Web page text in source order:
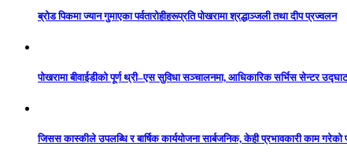
ब्रोड पिकमा ज्यान गुमाएका पर्वतारोहीहरूप्रति पोखरामा श्रद्धाञ्जली तथा दीप प्रज्वलन
पोखरामा बीवाईडीको पूर्ण थ्री–एस सुविधा सञ्चालनमा, आधिकारिक सर्भिस सेन्टर
जिसस कास्कीले उपलब्धि र बार्षिक कार्ययोजना सार्बजनिक, केही प्रभावकारी काम